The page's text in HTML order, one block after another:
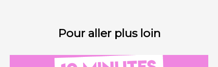
Pour aller plus loin